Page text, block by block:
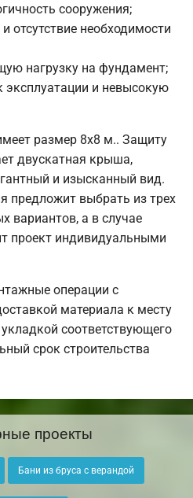
сооружения;
отсутствие необходимости
нагрузку на фундамент;
эксплуатации и невысокую
размер 8х8 м.. Защиту
двускатная крыша,
и изысканный вид.
предложит выбрать из трех
вариантов, а в случае
проект индивидуальными
операции с
материала к месту
соответствующего
срок строительства
проекты
Бани из бруса с верандой